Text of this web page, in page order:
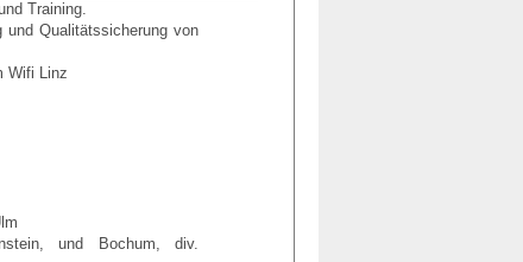
Training.
und Qualitätssicherung von
Wifi Linz
und Bochum, div.